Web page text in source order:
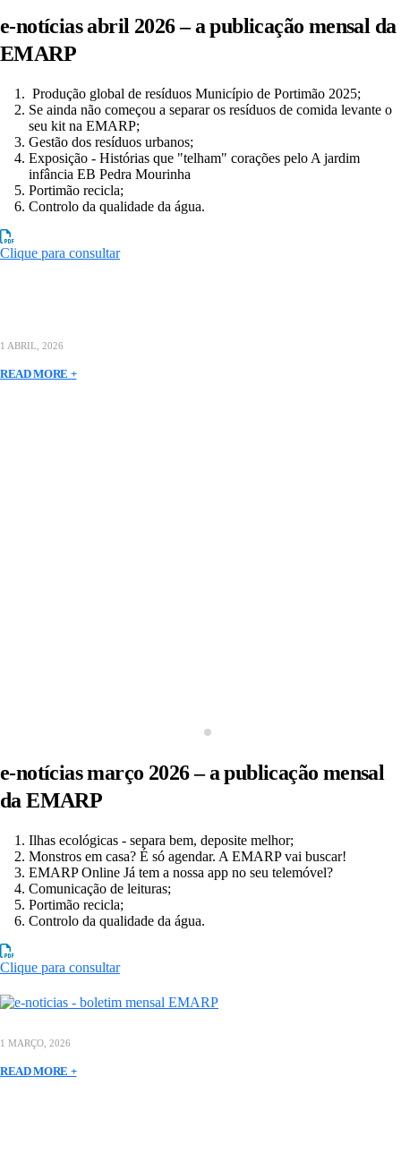
e-notícias abril 2026 – a publicação mensal da
EMARP
Produção global de resíduos Município de Portimão 2025;
Se ainda não começou a separar os resíduos de comida levante o
seu kit na EMARP;
Gestão dos resíduos urbanos;
Exposição - Histórias que "telham" corações pelo A jardim
infância EB Pedra Mourinha
Portimão recicla;
Controlo da qualidade da água.
Clique para consultar
1 ABRIL, 2026
READ MORE +
e-notícias março 2026 – a publicação mensal
da EMARP
Ilhas ecológicas - separa bem, deposite melhor;
Monstros em casa? É só agendar. A EMARP vai buscar!
EMARP Online Já tem a nossa app no seu telemóvel?
Comunicação de leituras;
Portimão recicla;
Controlo da qualidade da água.
Clique para consultar
1 MARÇO, 2026
READ MORE +